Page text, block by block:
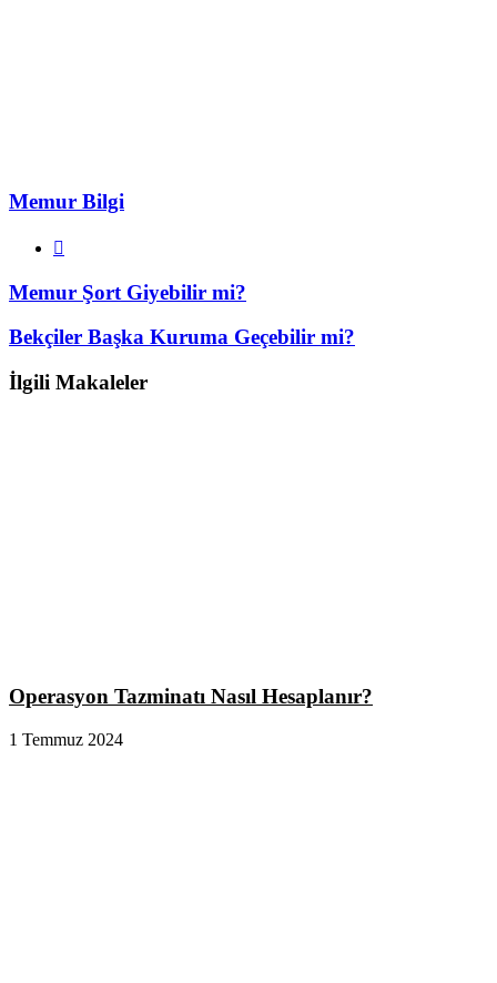
Memur Bilgi
Memur Şort Giyebilir mi?
Bekçiler Başka Kuruma Geçebilir mi?
İlgili Makaleler
Operasyon Tazminatı Nasıl Hesaplanır?
1 Temmuz 2024